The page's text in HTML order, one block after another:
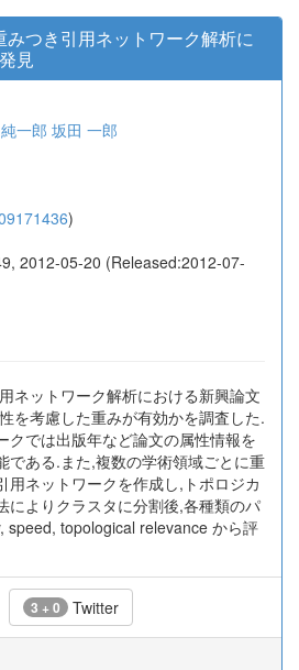
みつき引用ネットワーク解析に
見
一郎 坂田 一郎
)
2012-05-20 (Released:2012-07-
ネットワーク解析における新興論文
を考慮した重みが有効かを調査した.
クでは出版年など論文の属性情報を
である.また,複数の学術領域ごとに重
用ネットワークを作成し,トポロジカ
によりクラスタに分割後,各種類のパ
speed, topological relevance から評
3 + 0 Twitter